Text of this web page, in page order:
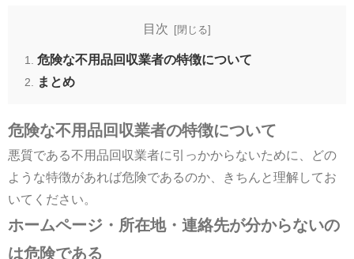
目次
危険な不用品回収業者の特徴について
まとめ
危険な不用品回収業者の特徴について
悪質である不用品回収業者に引っかからないために、どの
ような特徴があれば危険であるのか、きちんと理解してお
いてください。
ホームページ・所在地・連絡先が分からないの
は危険である